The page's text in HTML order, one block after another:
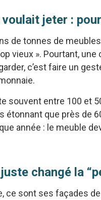
voulait jeter :
de tonnes de
vieux ». Pourtant,
c’est faire un
souvent entre 100 et
étonnant que près de
année : le meuble
changé la
ce sont ses façades